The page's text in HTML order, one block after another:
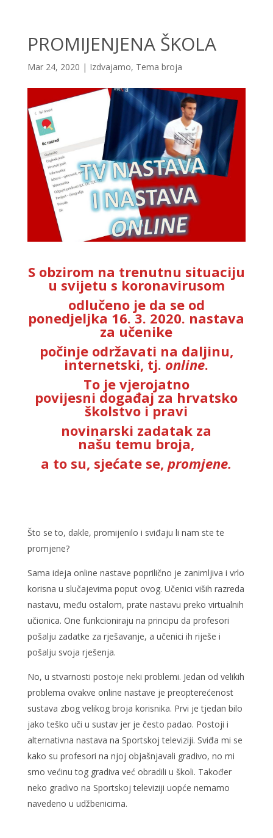
PROMIJENJENA ŠKOLA
Mar 24, 2020 | Izdvajamo, Tema broja
S obzirom na trenutnu situaciju
u svijetu s koronavirusom
odlučeno je da se od
ponedjeljka 16. 3. 2020. nastava
za učenike
počinje održavati na daljinu,
internetski, tj. online.
To je vjerojatno
povijesni događaj za hrvatsko
školstvo i pravi
novinarski zadatak za
našu temu broja,
a to su, sjećate se,promjene.
Što se to, dakle, promijenilo i sviđaju li nam ste te
promjene?
Sama ideja online nastave poprilično je zanimljiva i vrlo
korisna u slučajevima poput ovog. Učenici viših razreda
nastavu, među ostalom, prate nastavu preko virtualnih
učionica. One funkcioniraju na principu da profesori
pošalju zadatke za rješavanje, a učenici ih riješe i
pošalju svoja rješenja.
No, u stvarnosti postoje neki problemi. Jedan od velikih
problema ovakve online nastave je preopterećenost
sustava zbog velikog broja korisnika. Prvi je tjedan bilo
jako teško uči u sustav jer je često padao. Postoji i
alternativna nastava na Sportskoj televiziji. Sviđa mi se
kako su profesori na njoj objašnjavali gradivo, no mi
smo većinu tog gradiva već obradili u školi. Također
neko gradivo na Sportskoj televiziji uopće nemamo
navedeno u udžbenicima.